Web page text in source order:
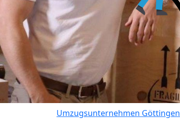
Umzugsunternehmen Göttingen